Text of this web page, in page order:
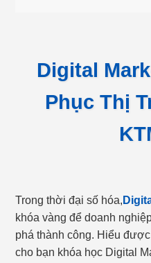
Digital
Phục Thị
Trong thời đại số hóa,
khóa vàng để doanh
phá thành công. Hiểu
cho bạn khóa học Digital